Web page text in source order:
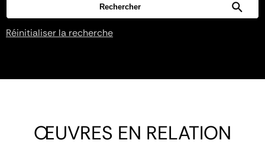
Réinitialiser la recherche
ŒUVRES EN RELATION